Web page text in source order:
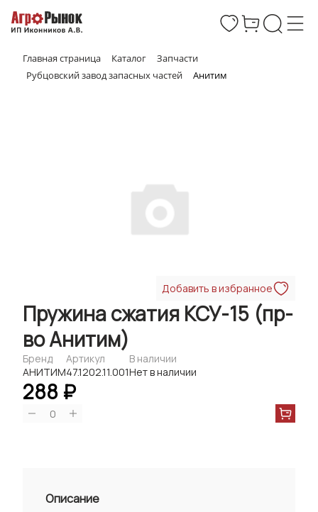
Главная страница Каталог
Запчасти
Рубцовский завод запасных частей
Анитим
Добавить в избранное
Пружина сжатия КСУ-15 (пр-
во Анитим)
Бренд
АНИТИМ
Артикул
47.1202.11.001
В наличии
Нет в наличии
288 ₽
0
Описание